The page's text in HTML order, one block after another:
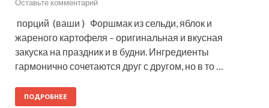
Оставьте комментарий
порций (ваши ) Форшмак из сельди, яблок и
жареного картофеля – оригинальная и вкусная
закуска на праздник и в будни. Ингредиенты
гармонично сочетаются друг с другом, но в то …
ПОДРОБНЕЕ